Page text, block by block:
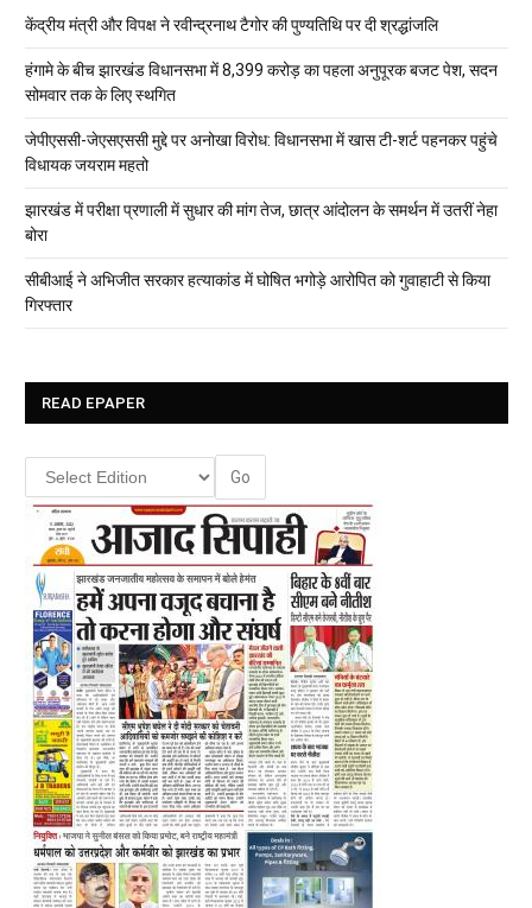
केंद्रीय मंत्री और विपक्ष ने रवीन्द्रनाथ टैगोर की पुण्यतिथि पर दी श्रद्धांजलि
हंगामे के बीच झारखंड विधानसभा में 8,399 करोड़ का पहला अनुपूरक बजट पेश, सदन
सोमवार तक के लिए स्थगित
जेपीएससी-जेएसएससी मुद्दे पर अनोखा विरोध: विधानसभा में खास टी-शर्ट पहनकर पहुंचे
विधायक जयराम महतो
झारखंड में परीक्षा प्रणाली में सुधार की मांग तेज, छात्र आंदोलन के समर्थन में उतरीं नेहा
बोरा
सीबीआई ने अभिजीत सरकार हत्याकांड में घोषित भगोड़े आरोपित को गुवाहाटी से किया
गिरफ्तार
READ EPAPER